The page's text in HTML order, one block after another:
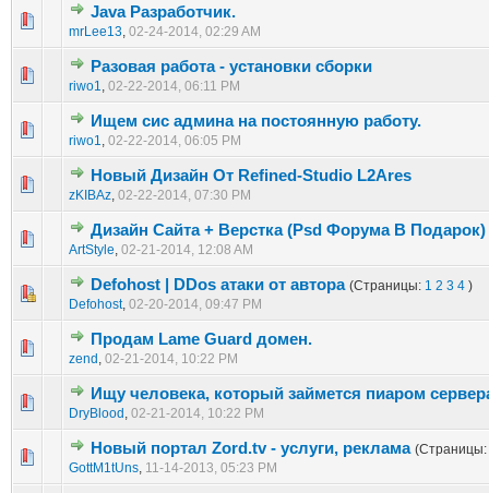
Java Разработчик.
mrLee13, 02-24-2014, 02:29 AM
1 голос(ов) - 1 из 5 в среднем
1 2345
Разовая работа - установки сборки
riwo1, 02-22-2014, 06:11 PM
0 голос(ов) - 0 из 5 в среднем
123 45
Ищем сис админа на постоянную работу.
riwo1, 02-22-2014, 06:05 PM
0 голос(ов) - 0 из 5 в среднем
12345
Новый Дизайн От Refined-Studio L2Ares
zKIBAz, 02-22-2014, 07:30 PM
0 голос(ов) - 0 из 5 в среднем
12 345
Дизайн Сайта + Верстка (Psd Форума В Подарок)
ArtStyle, 02-21-2014, 12:08 AM
0 голос(ов) - 0 из 5 в среднем
1 2 345
Defohost | DDos атаки от автора (Страницы: 1 2 3 4 )
Defohost, 02-20-2014, 09:47 PM
2 голос(ов) - 3 из 5 в среднем
12345
Продам Lame Guard домен.
zend , 02-21-2014, 10:22 PM
0 голос(ов) - 0 из 5 в среднем
1 2345
Ищу человека, который займется пиаром
DryBlood , 02-21-2014, 10:22 PM
0 голос(ов) - 0 из 5 в среднем
12 345
Новый портал Zord.tv - услуги, реклама (Страницы:
GottM1tUns, 11-14-2013, 05:23 PM
0 голос(ов) - 0 из 5 в среднем
12345